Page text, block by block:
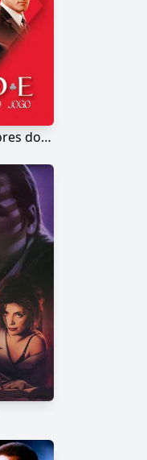
Shade - Nos Bastidores do Jogo